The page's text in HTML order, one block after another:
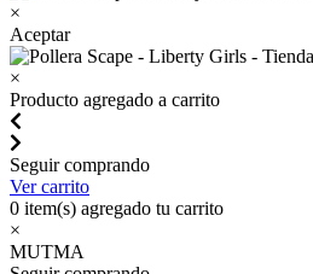
×
Aceptar
×
Producto agregado a carrito
Seguir comprando
Ver carrito
0 item(s) agregado tu carrito
×
MUTMA